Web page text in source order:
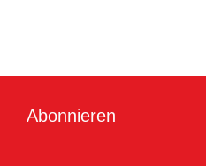
Abonnieren